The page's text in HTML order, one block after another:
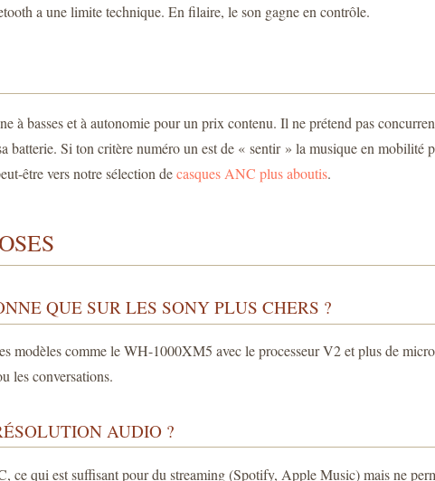
a une limite technique. En filaire, le son gagne en contrôle.
basses et à autonomie pour un prix contenu. Il ne prétend pas
batterie. Si ton critère numéro un est de « sentir » la musique en mobilité
être vers notre sélection decasques ANC plus aboutis.
QUE SUR LES SONY PLUS CHERS ?
modèles comme le WH-1000XM5 avec le processeur V2 et plus de
les conversations.
AUDIO ?
qui est suffisant pour du streaming (Spotify, Apple Music) mais ne